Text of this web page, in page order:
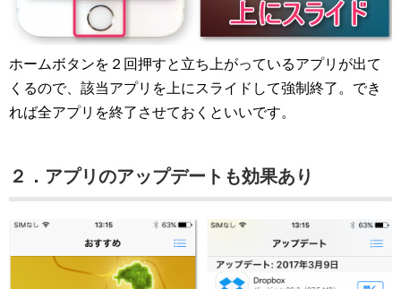
ホームボタンを２回押すと立ち上がっているアプリが出て
くるので、該当アプリを上にスライドして強制終了。でき
れば全アプリを終了させておくといいです。
２．アプリのアップデートも効果あり